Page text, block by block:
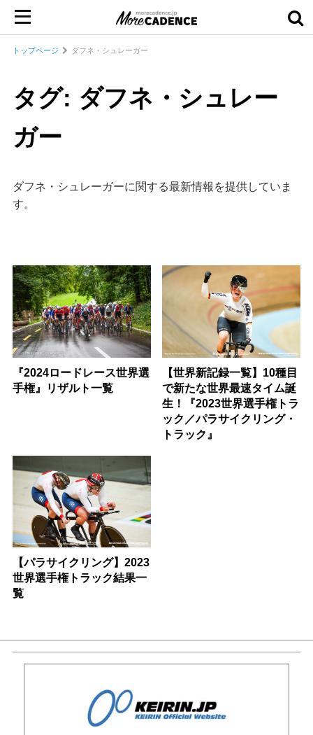
トップページ ダフネ・シュレーガー
タグ: ダフネ・シュレー
ガー
ダフネ・シュレーガーに関する最新情報を提供していま
す。
『2024ロードレース世界選
手権』リザルト一覧
【世界新記録一覧】10種目
で新たな世界最速タイム誕
生！『2023世界選手権トラ
ック／パラサイクリング・
トラック』
【パラサイクリング】2023
世界選手権トラック結果一
覧